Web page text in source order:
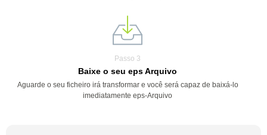
Passo 3
Baixe o seu eps Arquivo
Aguarde o seu ficheiro irá transformar e você será capaz de baixá-lo
imediatamente eps-Arquivo